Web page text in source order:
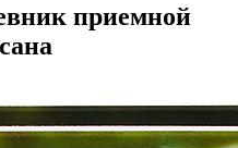
приемной